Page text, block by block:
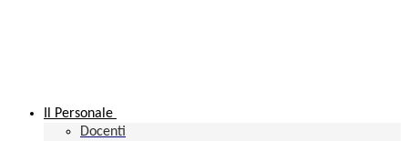
Il Personale
Docenti